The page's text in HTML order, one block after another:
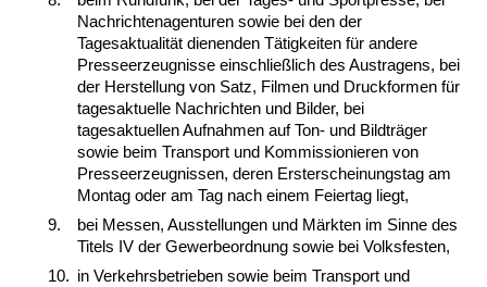
Nachrichtenagenturen sowie bei den der
Tagesaktualität dienenden Tätigkeiten für andere
Presseerzeugnisse einschließlich des Austragens, bei
der Herstellung von Satz, Filmen und Druckformen für
tagesaktuelle Nachrichten und Bilder, bei
tagesaktuellen Aufnahmen auf Ton- und Bildträger
sowie beim Transport und Kommissionieren von
Presseerzeugnissen, deren Ersterscheinungstag am
Montag oder am Tag nach einem Feiertag liegt,
9.
bei Messen, Ausstellungen und Märkten im Sinne des
Titels IV der Gewerbeordnung sowie bei Volksfesten,
10. in Verkehrsbetrieben sowie beim Transport und